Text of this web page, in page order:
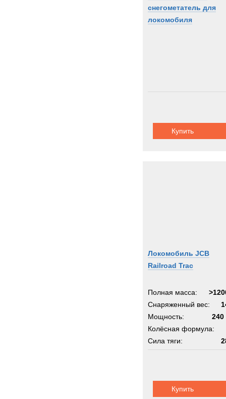
снегометатель для
локомобиля
Купить
Локомобиль JCB
Railroad Trac
Полная масса:
Снаряженный вес:
Мощность:
240
Колёсная формула:
Сила тяги:
Купить